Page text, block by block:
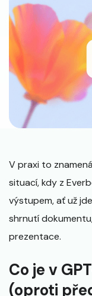
V praxi to
situací, kdy z
výstupem, ať už
shrnutí
prezentace.
Co je v
(oproti